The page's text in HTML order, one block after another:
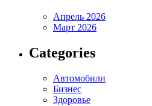
Апрель 2026
Март 2026
Categories
Автомобили
Бизнес
Здоровье